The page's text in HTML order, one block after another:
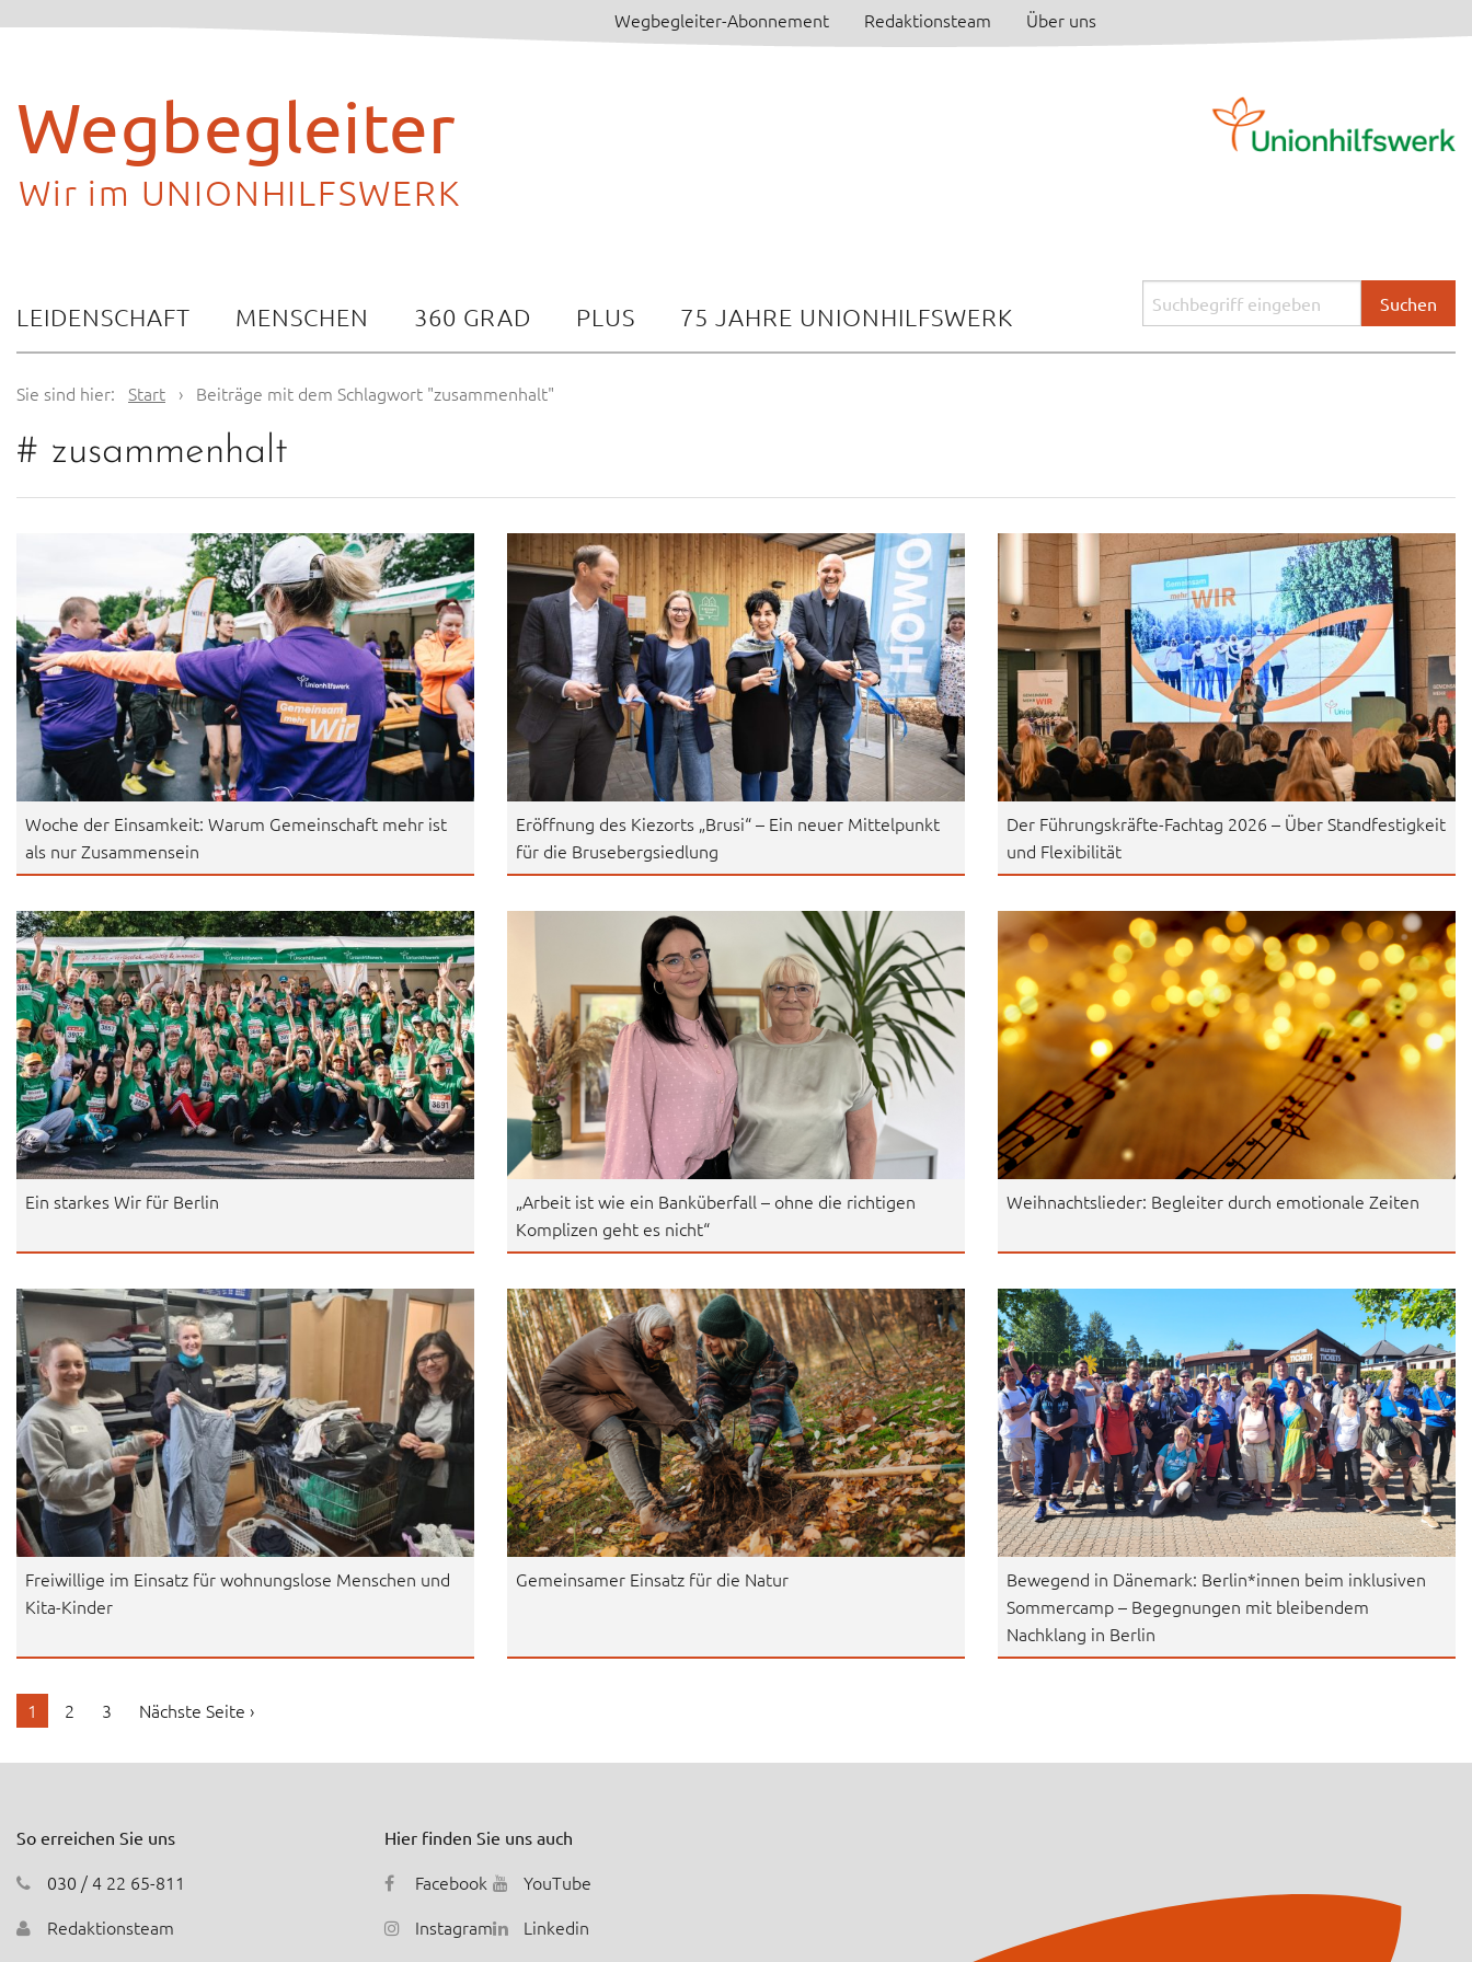
Wegbegleiter-Abonnement Redaktionsteam Über uns
Wegbegleiter
Wir im UNIONHILFSWERK
LEIDENSCHAFT MENSCHEN 360 GRAD PLUS 75 JAHRE UNIONHILFSWERK
Sie sind hier: Start › Beiträge mit dem Schlagwort "zusammenhalt"
# zusammenhalt
Woche der Einsamkeit: Warum Gemeinschaft mehr ist
als nur Zusammensein
Eröffnung des Kiezorts „Brusi“ – Ein neuer Mittelpunkt
für die Brusebergsiedlung
Der Führungskräfte-Fachtag 2026 – Über Standfestigkeit
und Flexibilität
Ein starkes Wir für Berlin
„Arbeit ist wie ein Banküberfall – ohne die richtigen
Komplizen geht es nicht“
Weihnachtslieder: Begleiter durch emotionale Zeiten
Freiwillige im Einsatz für wohnungslose Menschen und
Kita-Kinder
Gemeinsamer Einsatz für die Natur
Bewegend in Dänemark: Berlin*innen beim inklusiven
Sommercamp – Begegnungen mit bleibendem
Nachklang in Berlin
1 2 3 Nächste Seite ›
So erreichen Sie uns
030 / 4 22 65-811
Redaktionsteam
Hier finden Sie uns auch
Facebook
Instagram
YouTube
Linkedin